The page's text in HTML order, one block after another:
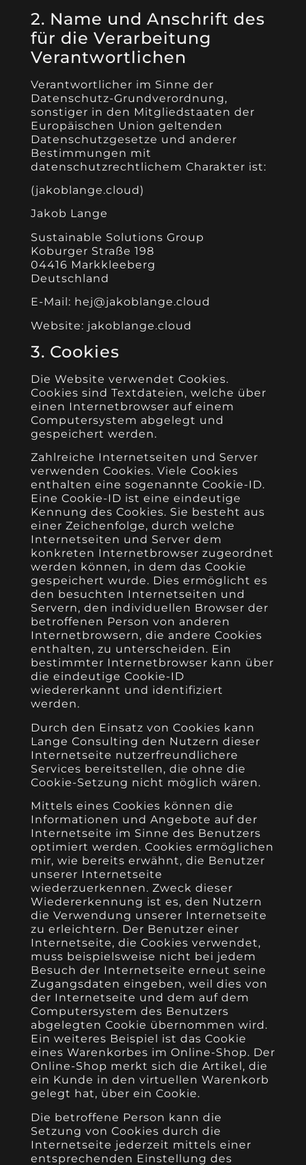
2. Name und Anschrift des
für die Verarbeitung
Verantwortlichen
Verantwortlicher im Sinne der
Datenschutz-Grundverordnung,
sonstiger in den Mitgliedstaaten der
Europäischen Union geltenden
Datenschutzgesetze und anderer
Bestimmungen mit
datenschutzrechtlichem Charakter ist:
(jakoblange.cloud)
Jakob Lange
Sustainable Solutions Group
Koburger Straße 198
04416 Markkleeberg
Deutschland
E-Mail: hej@jakoblange.cloud
Website: jakoblange.cloud
3. Cookies
Die Website verwendet Cookies.
Cookies sind Textdateien, welche über
einen Internetbrowser auf einem
Computersystem abgelegt und
gespeichert werden.
Zahlreiche Internetseiten und Server
verwenden Cookies. Viele Cookies
enthalten eine sogenannte Cookie-ID.
Eine Cookie-ID ist eine eindeutige
Kennung des Cookies. Sie besteht aus
einer Zeichenfolge, durch welche
Internetseiten und Server dem
konkreten Internetbrowser zugeordnet
werden können, in dem das Cookie
gespeichert wurde. Dies ermöglicht es
den besuchten Internetseiten und
Servern, den individuellen Browser der
betroffenen Person von anderen
Internetbrowsern, die andere Cookies
enthalten, zu unterscheiden. Ein
bestimmter Internetbrowser kann über
die eindeutige Cookie-ID
wiedererkannt und identifiziert
werden.
Durch den Einsatz von Cookies kann
Lange Consulting den Nutzern dieser
Internetseite nutzerfreundlichere
Services bereitstellen, die ohne die
Cookie-Setzung nicht möglich wären.
Mittels eines Cookies können die
Informationen und Angebote auf der
Internetseite im Sinne des Benutzers
optimiert werden. Cookies ermöglichen
mir, wie bereits erwähnt, die Benutzer
unserer Internetseite
wiederzuerkennen. Zweck dieser
Wiedererkennung ist es, den Nutzern
die Verwendung unserer Internetseite
zu erleichtern. Der Benutzer einer
Internetseite, die Cookies verwendet,
muss beispielsweise nicht bei jedem
Besuch der Internetseite erneut seine
Zugangsdaten eingeben, weil dies von
der Internetseite und dem auf dem
Computersystem des Benutzers
abgelegten Cookie übernommen wird.
Ein weiteres Beispiel ist das Cookie
eines Warenkorbes im Online-Shop. Der
Online-Shop merkt sich die Artikel, die
ein Kunde in den virtuellen Warenkorb
gelegt hat, über ein Cookie.
Die betroffene Person kann die
Setzung von Cookies durch die
Internetseite jederzeit mittels einer
entsprechenden Einstellung des